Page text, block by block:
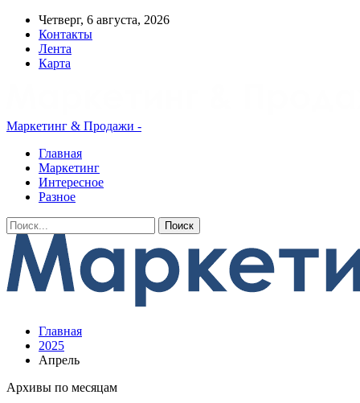
Четверг, 6 августа, 2026
Контакты
Лента
Карта
Маркетинг & Продажи -
Главная
Маркетинг
Интересное
Разное
Главная
2025
Апрель
Архивы по месяцам